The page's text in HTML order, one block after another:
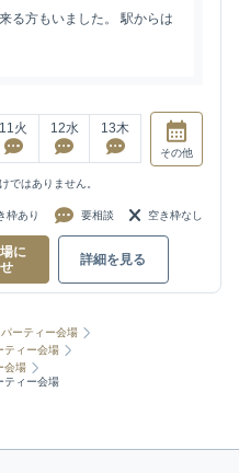
る方もいました。 駅からは
11火 12水 13木
その他
ではありません。
枠あり 要相談 空き枠なし
に
詳細を見る
ーティー会場
ティー会場
会場
ティー会場